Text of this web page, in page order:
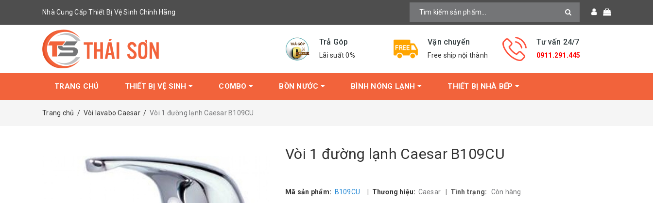
Nhà Cung Cấp Thiết Bị Vệ Sinh Chính Hãng
Trả Góp
Lãi suất 0%
Vận chuyển
Free ship nội thành
Tư vấn 24/7
0911.291.445
TRANG CHỦ THIẾT BỊ VỆ SINH COMBO BỒN NƯỚC BÌNH NÓNG LẠNH THIẾT BỊ NHÀ BẾP
Trang chủ / Vòi lavabo Caesar / Vòi 1 đường lạnh Caesar B109CU
Vòi 1 đường lạnh Caesar B109CU
Mã sản phẩm: B109CU Thương hiệu: Caesar Tình trạng: Còn hàng